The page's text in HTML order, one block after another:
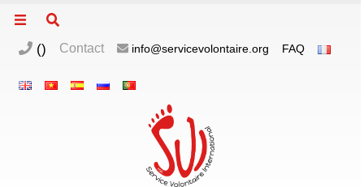
() Contact info@servicevolontaire.org FAQ